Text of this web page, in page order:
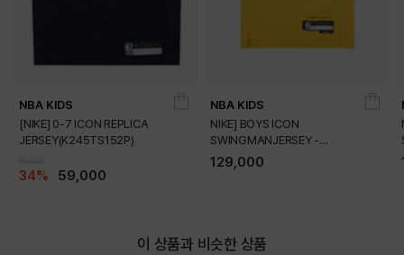
NBA KIDS
[NIKE] 0-7 ICON REPLICA
JERSEY(K245TS152P)
34% 59,000
NBA KIDS
NIKE] BOYS ICON
SWINGMANJERSEY -
PLAYER(K245TS054P)
129,000
이 상품과 비슷한 상품